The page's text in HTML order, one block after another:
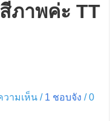
ภาพค่ะ TT
วามเห็น / 1 ชอบจัง /0